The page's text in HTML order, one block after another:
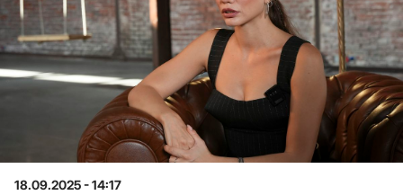
18.09.2025 - 14:17